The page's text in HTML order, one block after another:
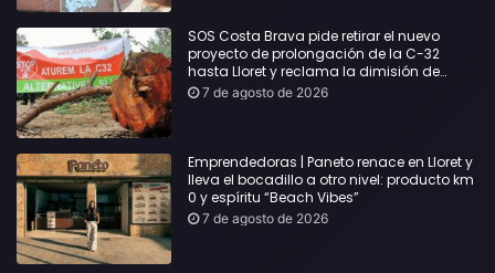
SOS Costa Brava pide retirar el nuevo
proyecto de prolongación de la C-32
hasta Lloret y reclama la dimisión de
Sílvia Paneque
7 de agosto de 2026
Emprendedoras | Paneto renace en Lloret y
lleva el bocadillo a otro nivel: producto km
0 y espíritu “Beach Vibes”
7 de agosto de 2026